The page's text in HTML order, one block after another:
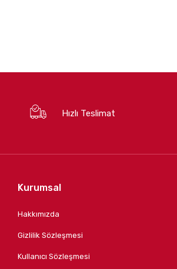
Hızlı Teslimat
Kurumsal
Hakkımızda
Gizlilik Sözleşmesi
Kullanıcı Sözleşmesi